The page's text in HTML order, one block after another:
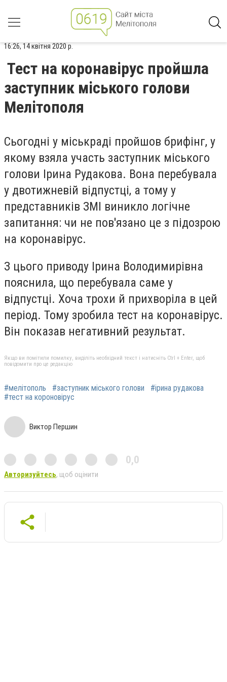
16:26, 14 квітня 2020 р.
Тест на коронавірус пройшла
заступник міського голови
Мелітополя
Сьогодні у міськраді пройшов брифінг, у
якому взяла участь заступник міського
голови Ірина Рудакова. Вона перебувала
у двотижневій відпустці, а тому у
представників ЗМІ виникло логічне
запитання: чи не пов'язано це з підозрою
на коронавірус.
З цього приводу Ірина Володимирівна
пояснила, що перебувала саме у
відпустці. Хоча трохи й прихворіла в цей
період. Тому зробила тест на коронавірус.
Він показав негативний результат.
Якщо ви помітили помилку, виділіть необхідний текст і натисніть Ctrl + Enter, щоб
повідомити про це редакцію
#мелітополь #заступник міського голови
#ірина рудакова
#тест на короновірус
Виктор Першин
0,0
Авторизуйтесь, щоб оцінити